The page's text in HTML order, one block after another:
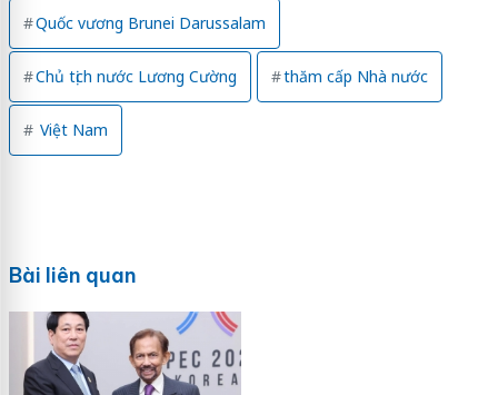
Quốc vương Brunei Darussalam
Chủ tịch nước Lương Cường thăm cấp Nhà nước
Việt Nam
Bài liên quan